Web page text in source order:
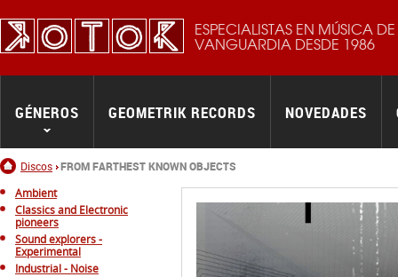
ESPECIALISTAS EN MÚSICA DE
VANGUARDIA DESDE 1986
Inicio
Discos FROM FARTHEST KNOWN OBJECTS
GÉNEROS GEOMETRIK RECORDS NOVEDADES
Ambient
Classics and Electronic
pioneers
Sound explorers -
Experimental
Industrial - Noise